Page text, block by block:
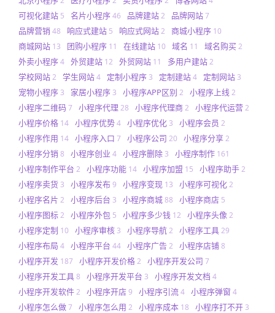
可视化建站 5 名片小程序46 品牌建站2 品牌网站7
品牌营销 48 响应式建站 5 响应式网站2 商城小程序 10
商城网站 13 团购小程序 11 在线建站 10 域名 11 域名购买2
外卖小程序4 外贸建站 12 外贸网站 11 多用户建站2
学校网站2 学生网站4 定制小程序 3 定制建站4 定制网站 3
宠物小程序 3 家居小程序 3 小程序APP区别 2 小程序上线 2
小程序二维码7 小程序代理 28 小程序代理商2 小程序代运营2
小程序价格 14 小程序优势4 小程序优化 3 小程序会员 2
小程序作用 14 小程序入口 7 小程序公司 20 小程序分享2
小程序分销 8 小程序创业 4 小程序删除 3 小程序制作 161
小程序制作平台 2 小程序功能 14 小程序加盟 15 小程序助手2
小程序卖货 3 小程序发布9 小程序变现 13 小程序可视化2
小程序名片 2 小程序后台 3 小程序商城88 小程序商店 5
小程序图标2 小程序外包 5 小程序多少钱 12 小程序头像 2
小程序定制 10 小程序审核 3 小程序导航2 小程序工具29
小程序布局 4 小程序平台 44 小程序广告2 小程序店铺8
小程序开发 187 小程序开发价格2 小程序开发公司 7
小程序开发工具8 小程序开发平台 3 小程序开发文档 4
小程序开发软件2 小程序开店9 小程序引流4 小程序弹窗 4
小程序怎么做7 小程序怎么用 2 小程序成本 18 小程序打不开 3